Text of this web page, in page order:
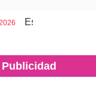
debes llevar en la
Publicidad